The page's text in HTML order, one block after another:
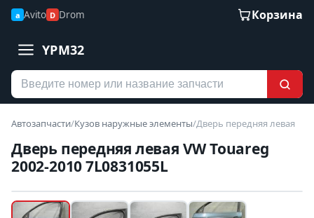
a Avito D Drom Корзина
YPM32
Автозапчасти/Кузов наружные элементы/Дверь передняя левая
Дверь передняя левая VW Touareg
2002-2010 7L0831055L
Б/У В НАЛИЧИИ